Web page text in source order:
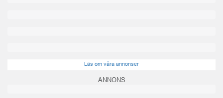
Läs om våra annonser
ANNONS